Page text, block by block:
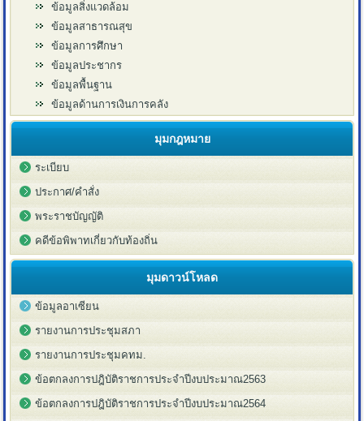
ข้อมูลสิ่งแวดล้อม
ข้อมูลสาธารณสุข
ข้อมูลการศึกษา
ข้อมูลประชากร
ข้อมูลพื้นฐาน
ข้อมูลด้านการเงินการคลัง
มุมกฎหมาย
ระเบียบ
ประกาศ/คำสั่ง
พระราชบัญญัติ
คดีข้อพิพาทเกี่ยวกับท้องถิ่น
มุมดาวน์โหลด
ข้อมูลอาเซียน
รายงานการประชุมสภา
รายงานการประชุมคทม.
ข้อตกลงการปฎิบัติราชการประจำปีงบประมาณ2563
ข้อตกลงการปฎิบัติราชการประจำปีงบประมาณ2564